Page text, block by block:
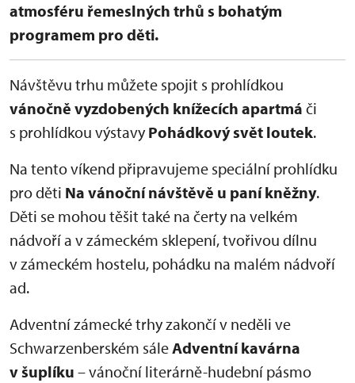
atmosféru řemeslných trhů s bohatým
programem pro děti.
Návštěvu trhu můžete spojit s prohlídkou
vánočně vyzdobených knížecích apartmá či
s prohlídkou výstavy Pohádkový svět loutek.
Na tento víkend připravujeme speciální prohlídku
pro děti Na vánoční návštěvě u paní kněžny.
Děti se mohou těšit také na čerty na velkém
nádvoří a v zámeckém sklepení, tvořivou dílnu
v zámeckém hostelu, pohádku na malém nádvoří
ad.
Adventní zámecké trhy zakončí v neděli ve
Schwarzenberském sáleAdventní kavárna
v šuplíku – vánoční literárně-hudební pásmo